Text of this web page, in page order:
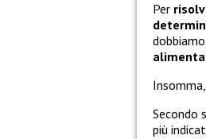
Per
Insomma,
Secondo
più